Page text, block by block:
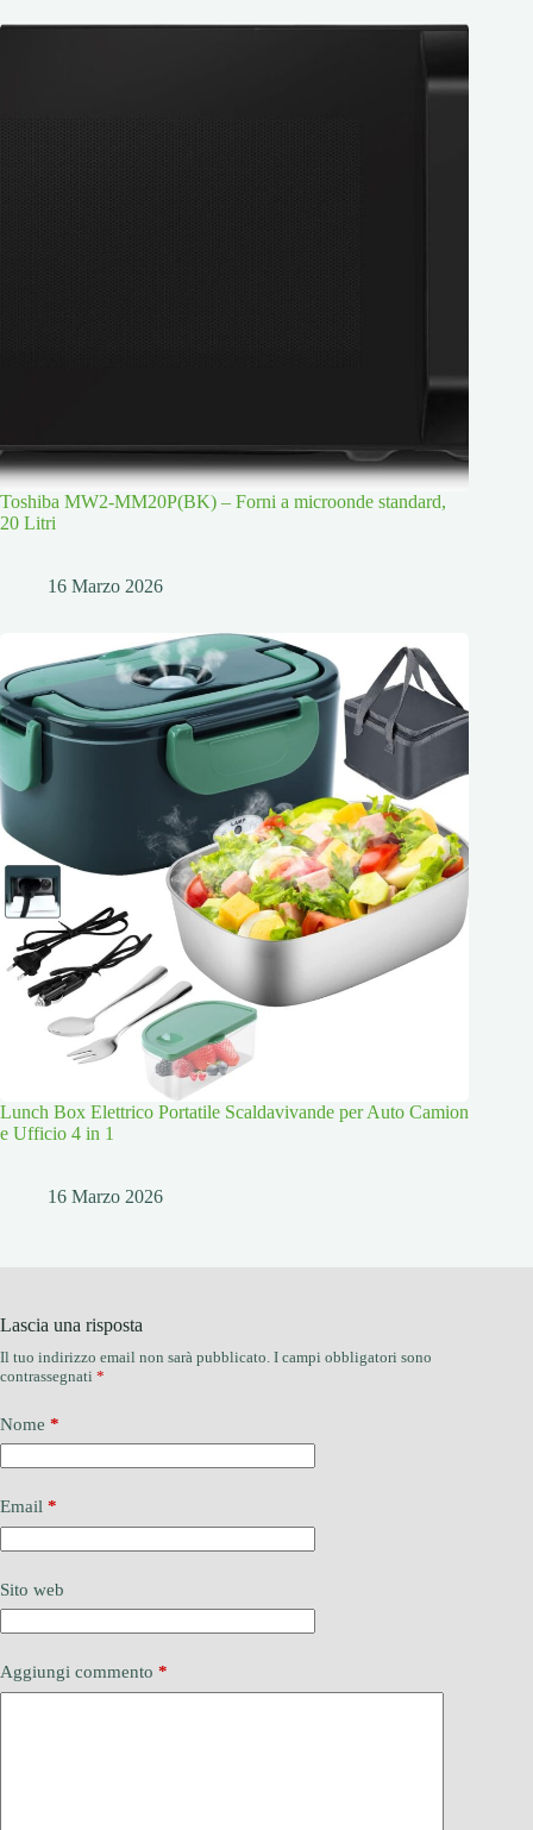
Toshiba MW2-MM20P(BK) – Forni a microonde standard,
20 Litri
16 Marzo 2026
Lunch Box Elettrico Portatile Scaldavivande per Auto Camion
e Ufficio 4 in 1
16 Marzo 2026
Lascia una risposta
Il tuo indirizzo email non sarà pubblicato. I campi obbligatori sono
contrassegnati *
Nome *
Email *
Sito web
Aggiungi commento *